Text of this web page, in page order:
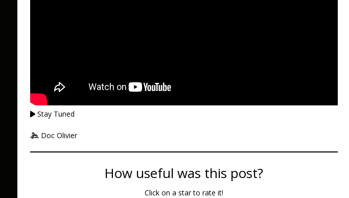
Stay Tuned
Doc Olivier
How useful was this post?
Click on a star to rate it!